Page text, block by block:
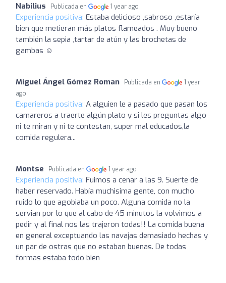
Nabilius Publicada en 1 year ago
Experiencia positiva: Estaba delicioso ,sabroso ,estaría
bien que metieran más platos flameados . Muy bueno
también la sepia ,tartar de atún y las brochetas de
gambas ☺️
Miguel Ángel Gómez Roman Publicada en
1 year
ago
Experiencia positiva: A alguien le a pasado que pasan los
camareros a traerte algún plato y si les preguntas algo
ni te miran y ni te contestan, super mal educados,la
comida regulera...
Montse Publicada en 1 year ago
Experiencia positiva: Fuimos a cenar a las 9. Suerte de
haber reservado. Había muchisima gente, con mucho
ruido lo que agobiaba un poco. Alguna comida no la
servian por lo que al cabo de 45 minutos la volvimos a
pedir y al final nos las trajeron todas!! La comida buena
en general exceptuando las navajas demasiado hechas y
un par de ostras que no estaban buenas. De todas
formas estaba todo bien